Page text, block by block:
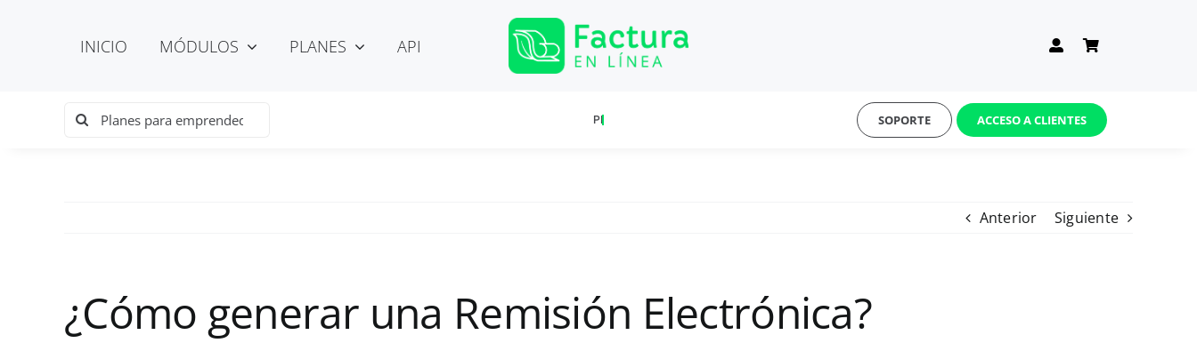
INICIO MÓDULOS PLANES API
Buscar: SOPORTE ACCESO A CLIENTES
Anterior Siguiente
¿Cómo generar una Remisión Electrónica?